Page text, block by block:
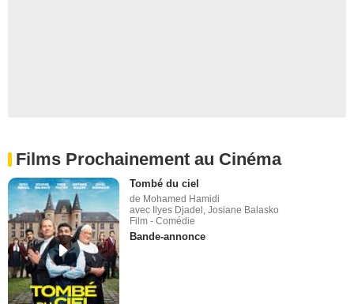
Films Prochainement au Cinéma
Tombé du ciel
de Mohamed Hamidi
avec Ilyes Djadel, Josiane Balasko
Film - Comédie
Bande-annonce